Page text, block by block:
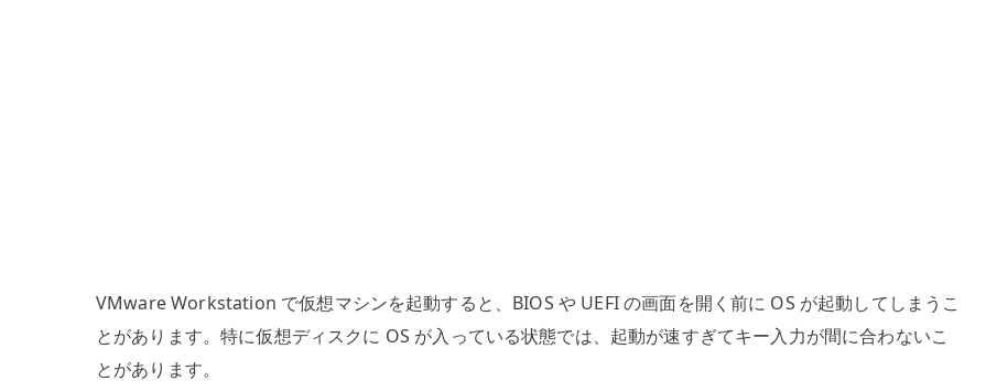
処
–
VMware Workstation で仮想マシンを起動すると、BIOS や UEFI の画面を開く前に OS が起動してしまうこ
とがあります。特に仮想ディスクに OS が入っている状態では、起動が速すぎてキー入力が間に合わないこ
とがあります。